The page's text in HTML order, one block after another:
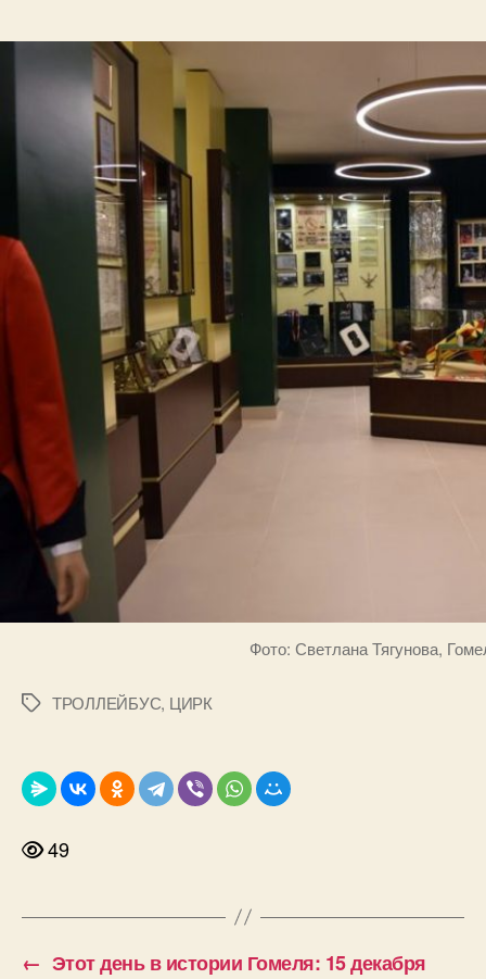
Фото: Светлана Тягунова,
МеткиТРОЛЛЕЙБУС, ЦИРК
49
← Этот день в истории Гомеля: 15 декабря